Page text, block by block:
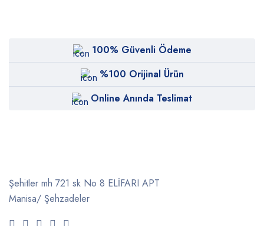
100% Güvenli Ödeme
%100 Orijinal Ürün
Online Anında Teslimat
Şehitler mh 721 sk No 8 ELİFARI APT
Manisa/ Şehzadeler